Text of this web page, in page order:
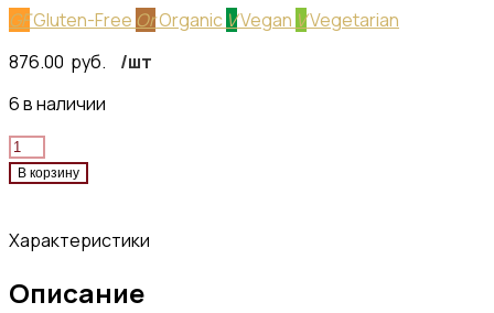
GFGluten-Free OrOrganic VVegan VVegetarian
876.00 руб.
/шт
6 в наличии
В корзину
Характеристики
Описание